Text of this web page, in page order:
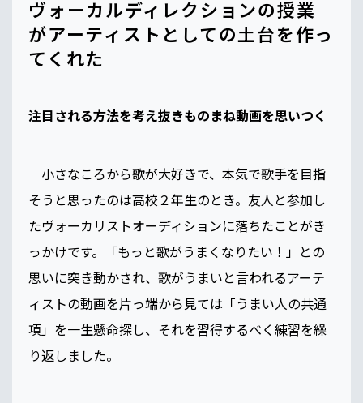
ヴォーカルディレクションの授業
がアーティストとしての土台を作っ
てくれた
注目される方法を考え抜きものまね動画を思いつく
小さなころから歌が大好きで、本気で歌手を目指
そうと思ったのは高校２年生のとき。友人と参加し
たヴォーカリストオーディションに落ちたことがき
っかけです。「もっと歌がうまくなりたい！」との
思いに突き動かされ、歌がうまいと言われるアーテ
ィストの動画を片っ端から見ては「うまい人の共通
項」を一生懸命探し、それを習得するべく練習を繰
り返しました。